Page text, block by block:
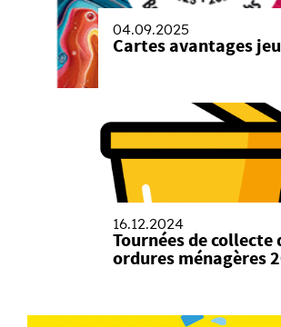
04.09.2025
Cartes avantages
16.12.2024
Tournées de collecte
ordures ménagères